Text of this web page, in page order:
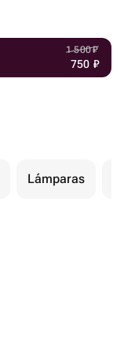
1 500₽
750 ₽
Lámparas